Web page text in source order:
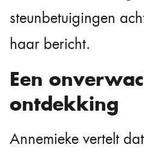
steunbetuigingen
haar bericht.
Een
ontdekking
Annemieke vertelt